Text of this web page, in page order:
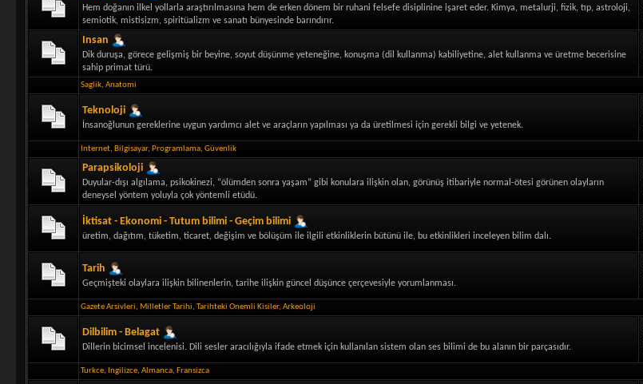
Hem doğanın ilkel yollarla araştırılmasına hem de erken dönem bir ruhani felsefe disiplinine işaret eder. Kimya, metalurji, fizik, tıp, astroloji,
semiotik, mistisizm, spiritüalizm ve sanatı bünyesinde barındırır.
Insan
Dik duruşa, görece gelişmiş bir beyine, soyut düşünme yeteneğine, konuşma (dil kullanma) kabiliyetine, alet kullanma ve üretme becerisine
sahip primat türü.
Saglik,Anatomi
Teknoloji
İnsanoğlunun gereklerine uygun yardımcı alet ve araçların yapılması ya da üretilmesi için gerekli bilgi ve yetenek.
Internet, Bilgisayar, Programlama,Güvenlik
Parapsikoloji
Duyular-dışı algılama, psikokinezi, “ölümden sonra yaşam” gibi konulara ilişkin olan, görünüş itibariyle normal-ötesi görünen olayların
deneysel yöntem yoluyla çok yöntemli etüdü.
İktisat - Ekonomi - Tutum bilimi - Geçim bilimi
üretim, dağıtım, tüketim, ticaret, değişim ve bölüşüm ile ilgili etkinliklerin bütünü ile, bu etkinlikleri inceleyen bilim dalı.
Tarih
Geçmişteki olaylara ilişkin bilinenlerin, tarihe ilişkin güncel düşünce çerçevesiyle yorumlanması.
Gazete Arsivleri, Milletler Tarihi,Tarihteki Onemli Kisiler,Arkeoloji
Dilbilim - Belagat
Dillerin bicimsel incelenisi. Dili sesler aracılığıyla ifade etmek için kullanılan sistem olan ses bilimi de bu alanın bir parçasıdır.
Turkce, Ingilizce,Almanca, Fransizca